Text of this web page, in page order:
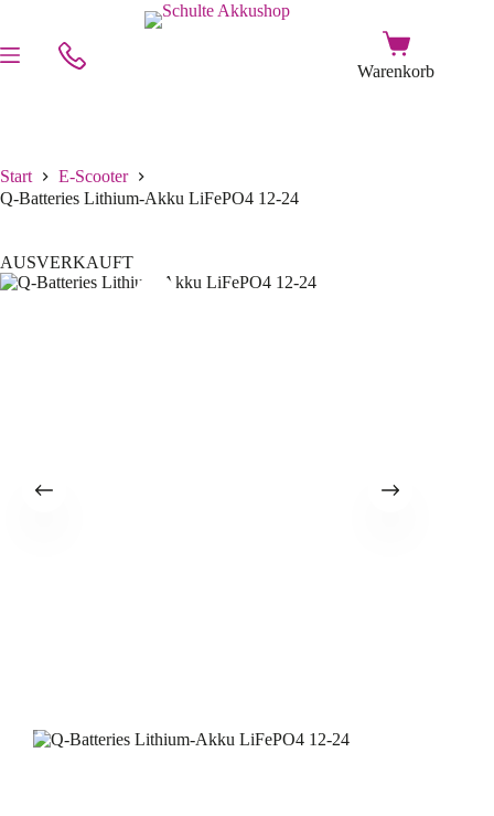
Start
E-Scooter
Q-Batteries Lithium-Akku LiFePO4 12-24
AUSVERKAUFT